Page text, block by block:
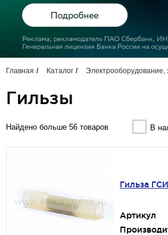
Главная Каталог Электрооборудование,
Гильзы
Найдено больше 56 товаров В
Гильза
Артикул